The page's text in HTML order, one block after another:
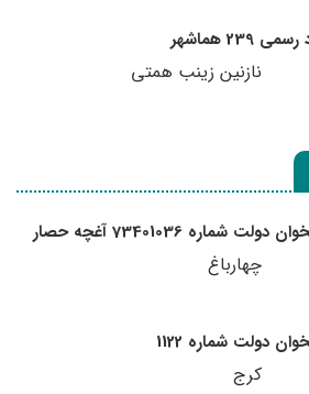
هماشهر
نازنین زینب همتی
شماره 73401036 آغچه حصار
چهارباغ
دولت شماره 1122
کرج